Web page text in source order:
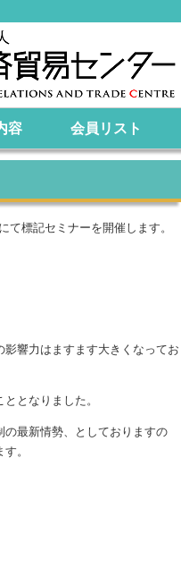
容 会員リスト
標記セミナーを開催します。
響力はますます大きくなってお
となりました。
最新情勢、としておりますの
。